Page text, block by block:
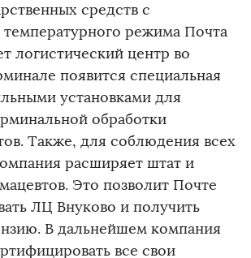
средств с
режима Почта
логистический центр во
появится специальная
установками для
обработки
Также, для соблюдения всех
расширяет штат и
Это позволит Почте
ЛЦ Внуково и получить
В дальнейшем компания
все свои